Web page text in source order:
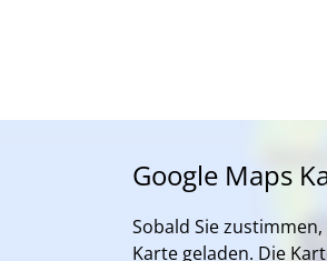
Google Maps
Sobald Sie
Karte geladen. Die